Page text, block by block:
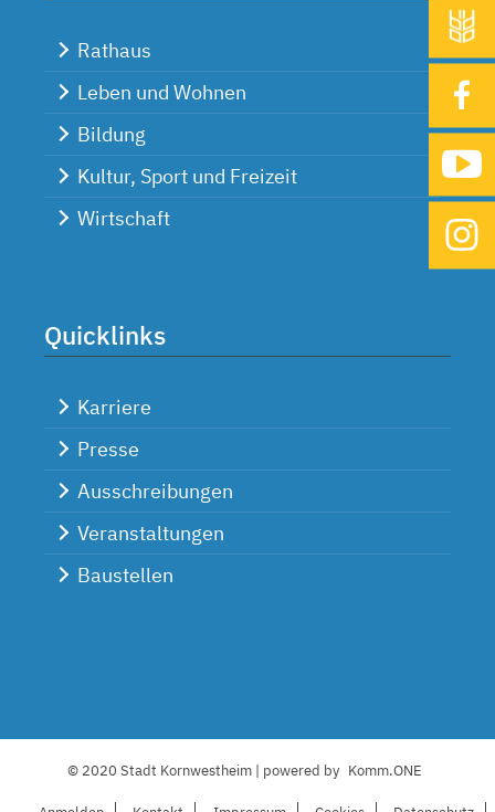
Rathaus
Leben und Wohnen
Bildung
Kultur, Sport und Freizeit
Wirtschaft
Quicklinks
Karriere
Presse
Ausschreibungen
Veranstaltungen
Baustellen
© 2020 Stadt Kornwestheim | powered by Komm.ONE